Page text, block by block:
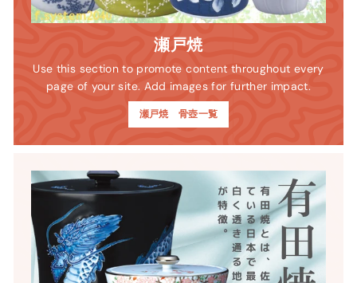
瀬戸焼
Use this section to promote content throughout every
page of your site. Add images for further impact.
瀬戸焼 骨壺一覧